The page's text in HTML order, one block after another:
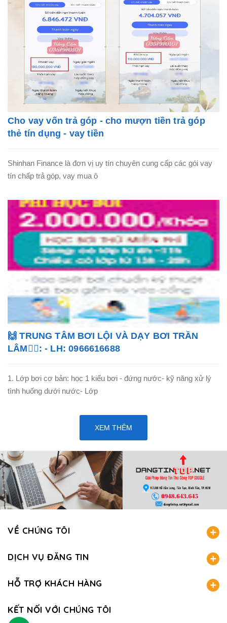
Cho vay vốn trả góp - cho mượn tiền trả góp
thẻ tín dụng - vay tiền
Shinhan Finance là đơn vị uy tín chuyên cung cấp các gói vay
tín chấp trả góp, vay mua ô
🙌 TRUNG TÂM BƠI LỘI VÀ DẠY BƠI TRẦN
LÂM🏊‍♂️: - LH: 0966616688
1. Lớp bơi cơ bản: học 1 kiểu bơi - đứng nước- kỹ năng xử lý
tình huống dưới nước- Lớp
XEM THÊM
VỀ CHÚNG TÔI
DỊCH VỤ ĐĂNG TIN
HỖ TRỢ KHÁCH HÀNG
KẾT NỐI VỚI CHÚNG TÔI